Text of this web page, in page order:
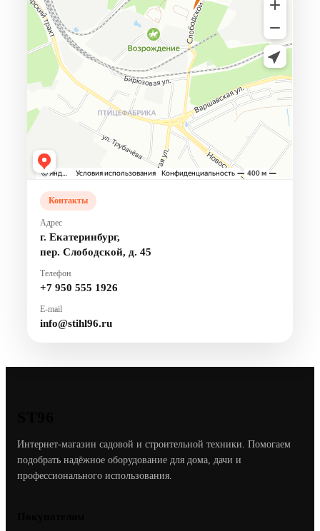
Контакты
Адрес
г. Екатеринбург,
пер. Слободской, д. 45
Телефон
+7 950 555 1926
E-mail
info@stihl96.ru
Интернет-магазин садовой и строительной техники. Помогаем
подобрать надёжное оборудование для дома, дачи и
профессионального использования.